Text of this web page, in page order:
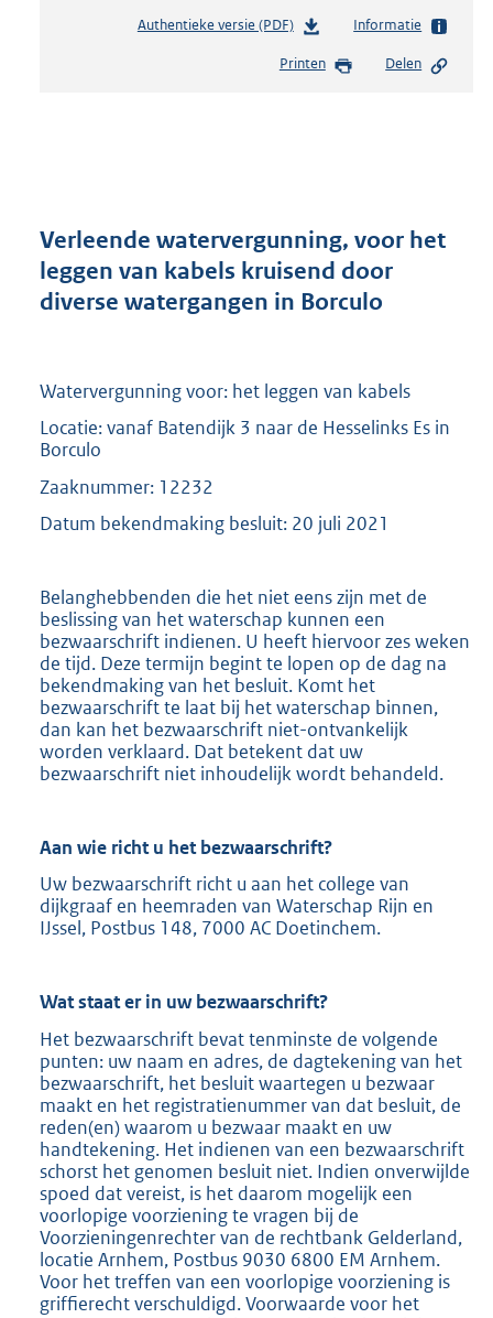
Authentieke versie (PDF)b
s
r
o
t
2
Informatie
Printen Delen
Verleende watervergunning, voor het
leggen van kabels kruisend door
diverse watergangen in Borculo
Watervergunning voor: het leggen van kabels
Locatie: vanaf Batendijk 3 naar de Hesselinks Es in
Borculo
Zaaknummer: 12232
Datum bekendmaking besluit: 20 juli 2021
Belanghebbenden die het niet eens zijn met de
beslissing van het waterschap kunnen een
bezwaarschrift indienen. U heeft hiervoor zes weken
de tijd. Deze termijn begint te lopen op de dag na
bekendmaking van het besluit. Komt het
bezwaarschrift te laat bij het waterschap binnen,
dan kan het bezwaarschrift niet-ontvankelijk
worden verklaard. Dat betekent dat uw
bezwaarschrift niet inhoudelijk wordt behandeld.
Aan wie richt u het bezwaarschrift?
Uw bezwaarschrift richt u aan het college van
dijkgraaf en heemraden van Waterschap Rijn en
IJssel, Postbus 148, 7000 AC Doetinchem.
Wat staat er in uw bezwaarschrift?
Het bezwaarschrift bevat tenminste de volgende
punten: uw naam en adres, de dagtekening van het
bezwaarschrift, het besluit waartegen u bezwaar
maakt en het registratienummer van dat besluit, de
reden(en) waarom u bezwaar maakt en uw
handtekening. Het indienen van een bezwaarschrift
schorst het genomen besluit niet. Indien onverwijlde
spoed dat vereist, is het daarom mogelijk een
voorlopige voorziening te vragen bij de
Voorzieningenrechter van de rechtbank Gelderland,
locatie Arnhem, Postbus 9030 6800 EM Arnhem.
Voor het treffen van een voorlopige voorziening is
griffierecht verschuldigd. Voorwaarde voor het